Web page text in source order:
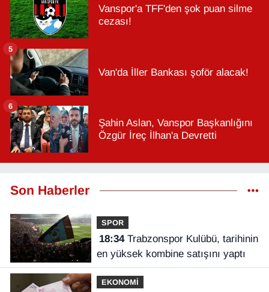
Vanspor'a TFF'den şok puan silme
cezası!
Van'da İller Bankası şoför alacak!
5
Şahin Aslan, Vanspor Başkanlığını
Özgür İreç İlhan'a Devretti
6
Son Haberler
SPOR
18:34Trabzonspor Kulübü, tarihinin
en yüksek kombine satışını yaptı
EKONOMİ